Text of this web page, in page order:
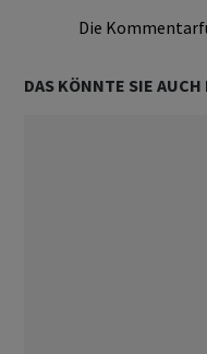
Die
DAS KÖNNTE SIE